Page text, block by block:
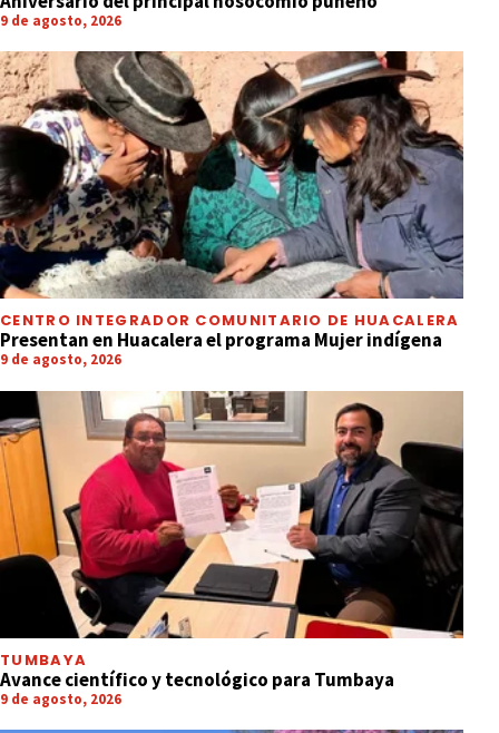
9 de agosto, 2026
CENTRO INTEGRADOR COMUNITARIO DE HUACALERA
Presentan en Huacalera el programa Mujer indígena
9 de agosto, 2026
TUMBAYA
Avance científico y tecnológico para Tumbaya
9 de agosto, 2026